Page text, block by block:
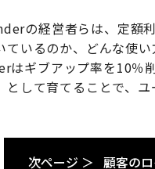
の経営者らは、定額
ているのか、どんな使
はギブアップ率を10％
として育てることで、
次ページ ＞ 顧客の